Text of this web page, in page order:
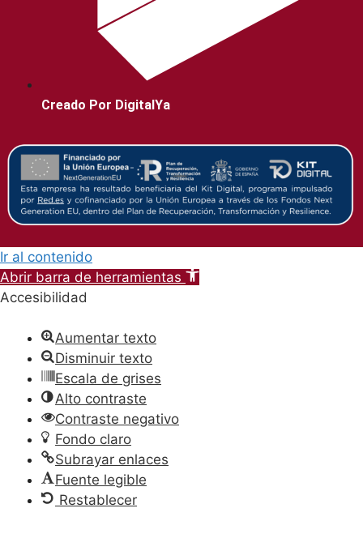
Creado Por DigitalYa
Ir al contenido
Abrir barra de herramientas
Accesibilidad
Aumentar texto
Disminuir texto
Escala de grises
Alto contraste
Contraste negativo
Fondo claro
Subrayar enlaces
Fuente legible
Restablecer